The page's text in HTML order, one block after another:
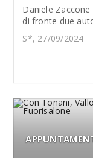
Daniele
di fronte due
S*, 27/09/2024